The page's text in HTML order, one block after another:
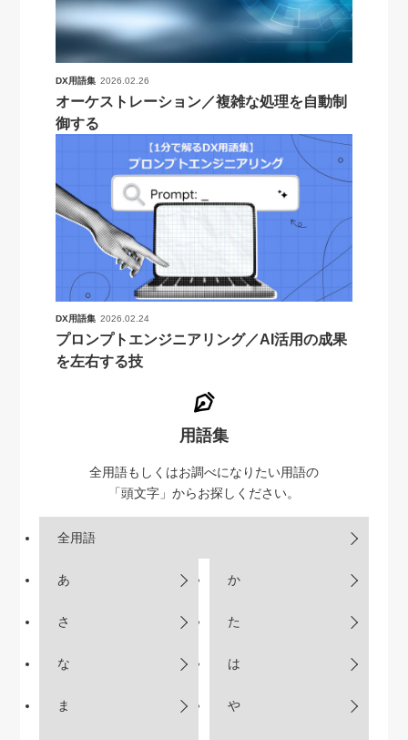
DX用語集 2026.02.26
オーケストレーション／複雑な処理を自動制
御する
DX用語集 2026.02.24
プロンプトエンジニアリング／AI活用の成果
を左右する技
用語集
全用語もしくはお調べになりたい用語の
「頭文字」からお探しください。
全用語
あ か
さ た
な は
ま や